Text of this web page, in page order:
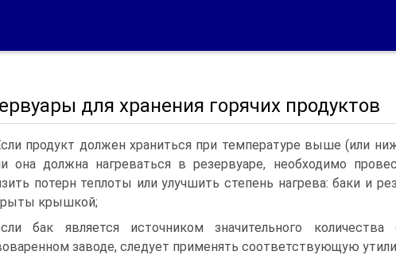
для хранения горячих продуктов
продукт должен храниться при температуре выше (или
она должна нагреваться в резервуаре, необходимо
потерн теплоты или улучшить степень нагрева: баки и
крышкой;
бак является источником значительного
заводе, следует применять соответствующую